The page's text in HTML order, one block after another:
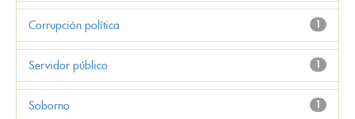
1
Corrupción política
1
Servidor público
1
Soborno